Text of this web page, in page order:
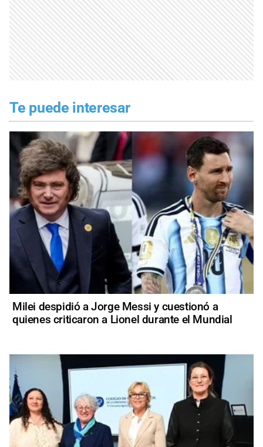
Te puede interesar
Milei despidió a Jorge Messi y cuestionó a
quienes criticaron a Lionel durante el Mundial